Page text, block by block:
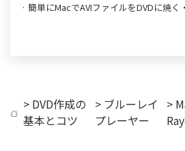
· 簡単にMacでAVIファイルをDVDに焼
> DVD作成の
基本とコツ
> ブルーレイ
プレーヤー
>